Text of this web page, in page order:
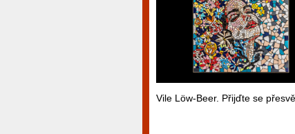
Vile Löw-Beer. Přijďte se